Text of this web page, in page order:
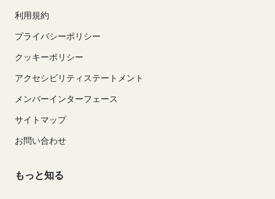
利用規約
プライバシーポリシー
クッキーポリシー
アクセシビリティステートメント
メンバーインターフェース
サイトマップ
お問い合わせ
もっと知る